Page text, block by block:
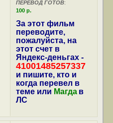
ПЕРЕВОД ГОТОВ:
100 р.
За этот фильм
переводите,
пожалуйста, на
этот счет в
Яндекс-деньгах -
41001485257337
и пишите, кто и
когда перевел в
теме или Магда в
ЛС